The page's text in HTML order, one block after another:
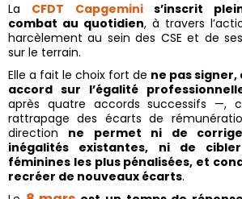
La CFDT Capgeminis’inscrit
combat au quotidien, à travers
harcèlement au sein des CSE et de
sur le terrain.
Elle a fait le choix fort de ne pas signer,
accord sur l’égalité
après quatre accords successifs —,
rattrapage des écarts de
direction ne permet ni de
inégalités existantes, ni de
féminines les plus pénalisées, et
recréer de nouveaux écarts.